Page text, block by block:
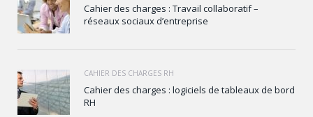
Cahier des charges : Travail collaboratif –
réseaux sociaux d’entreprise
CAHIER DES CHARGES RH
Cahier des charges : logiciels de tableaux de bord
RH